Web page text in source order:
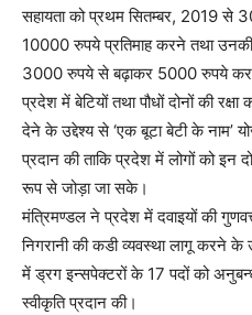
सहायता को प्रथम सितम्बर, 2019 से
10000 रुपये प्रतिमाह करने तथा उनकी
3000 रुपये से बढ़ाकर 5000 रुपये करने
प्रदेश में बेटियों तथा पौधों दोनों की
देने के उद्देश्य से ‘एक बूटा बेटी के नाम’
प्रदान की ताकि प्रदेश में लोगों को इन
रूप से जोड़ा जा सके।
मंत्रिमण्डल ने प्रदेश में दवाइयों की
निगरानी की कडी व्यवस्था लागू करने के
में ड्रग इन्सपेक्टरों के 17 पदों को
स्वीकृति प्रदान की।